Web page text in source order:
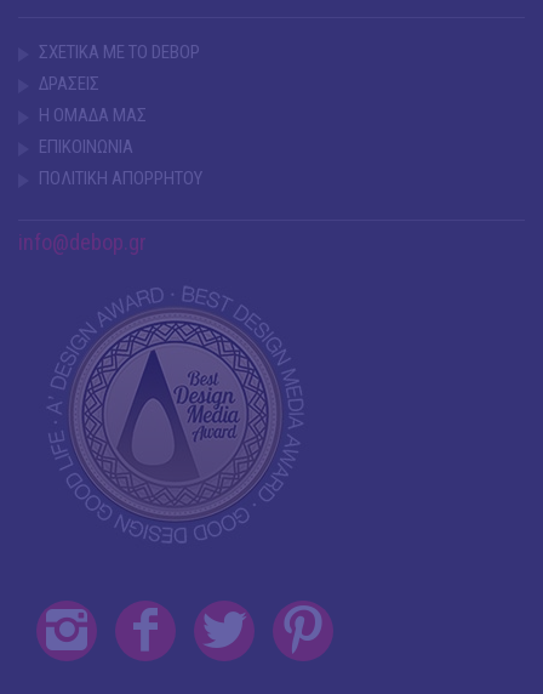
ΣΧΕΤΙΚΑ ΜΕ ΤΟ DEBOP
ΔΡΑΣΕΙΣ
Η ΟΜΑΔΑ ΜΑΣ
ΕΠΙΚΟΙΝΩΝΙΑ
ΠΟΛΙΤΙΚΗ ΑΠΟΡΡΗΤΟΥ
info@debop.gr